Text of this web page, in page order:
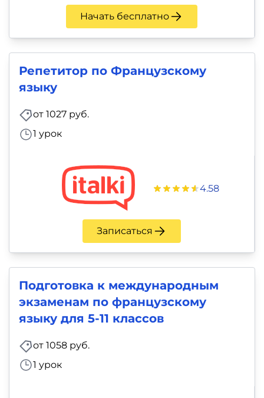
Начать бесплатно
Репетитор по Французскому
языку
от 1027 руб.
1 урок
4.58
Записаться
Подготовка к международным
экзаменам по французскому
языку для 5-11 классов
от 1058 руб.
1 урок